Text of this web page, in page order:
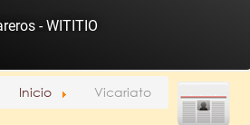
Inicio Vicariato